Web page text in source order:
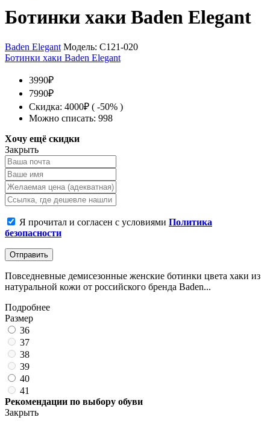
Ботинки хаки Baden Elegant
Baden Elegant Модель: C121-020
Ботинки хаки Baden Elegant
3990₽
7990₽
Скидка: 4000₽ ( -50% )
Можно списать: 998
Хочу ещё скидки
Закрыть
Я прочитал и согласен с условиями Политика
безопасности
Отправить
Повседневные демисезонные женские ботинки цвета хаки из
натуральной кожи от российского бренда Baden...
Подробнее
Размер
36
37
38
39
40
41
Рекомендации по выбору обуви
Закрыть